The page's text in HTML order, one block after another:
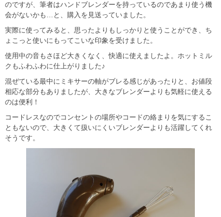
のですが、筆者はハンドブレンダーを持っているのであまり使う機
会がないかも…と、購入を見送っていました。
実際に使ってみると、思ったよりもしっかりと使うことができ、ち
ょこっと使いにもってこいな印象を受けました。
使用中の音もさほど大きくなく、快適に使えましたよ。ホットミル
クもふわふわに仕上がりました♪
混ぜている最中にミキサーの軸がブレる感じがあったりと、お値段
相応な部分もありましたが、大きなブレンダーよりも気軽に使える
のは便利！
コードレスなのでコンセントの場所やコードの絡まりを気にするこ
ともないので、大きくて扱いにくいブレンダーよりも活躍してくれ
そうです。